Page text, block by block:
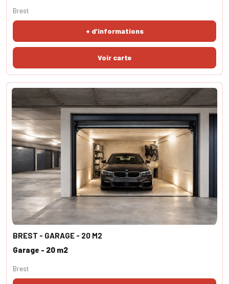
+ d'informations
Brest
BREST - GARAGE - 20 M2
Garage - 20 m2
Brest